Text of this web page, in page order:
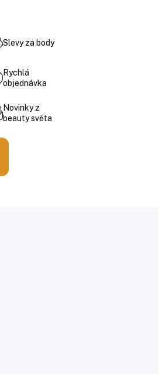
Slevy za body
Rychlá
objednávka
Novinky z
beauty světa